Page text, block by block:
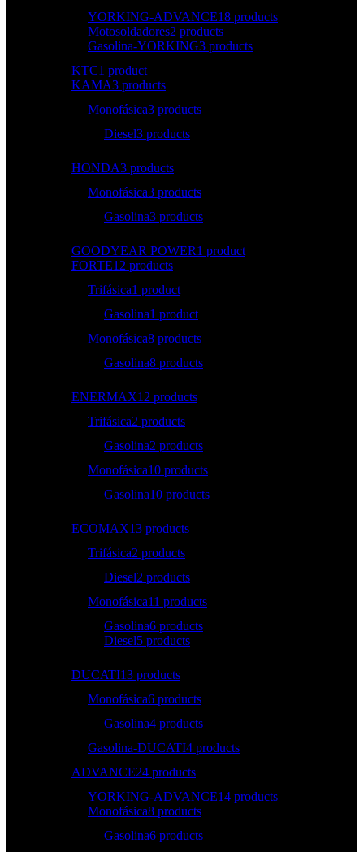
YORKING-ADVANCE18 products
Motosoldadores2 products
Gasolina-YORKING3 products
KTC1 product
KAMA3 products
Monofásica3 products
Diesel3 products
HONDA3 products
Monofásica3 products
Gasolina3 products
GOODYEAR POWER1 product
FORTE12 products
Trifásica1 product
Gasolina1 product
Monofásica8 products
Gasolina8 products
ENERMAX12 products
Trifásica2 products
Gasolina2 products
Monofásica10 products
Gasolina10 products
ECOMAX13 products
Trifásica2 products
Diesel2 products
Monofásica11 products
Gasolina6 products
Diesel5 products
DUCATI13 products
Monofásica6 products
Gasolina4 products
Gasolina-DUCATI4 products
ADVANCE24 products
YORKING-ADVANCE14 products
Monofásica8 products
Gasolina6 products